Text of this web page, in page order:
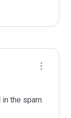
the spam